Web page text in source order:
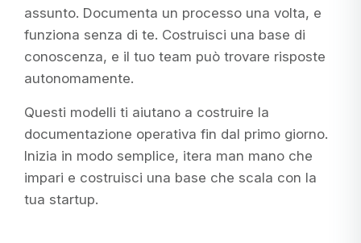
assunto. Documenta un processo una volta, e
funziona senza di te. Costruisci una base di
conoscenza, e il tuo team può trovare risposte
autonomamente.
Questi modelli ti aiutano a costruire la
documentazione operativa fin dal primo giorno.
Inizia in modo semplice, itera man mano che
impari e costruisci una base che scala con la
tua startup.